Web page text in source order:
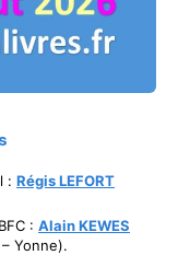
: Régis LEFORT
: Alain KEWES
Yonne).